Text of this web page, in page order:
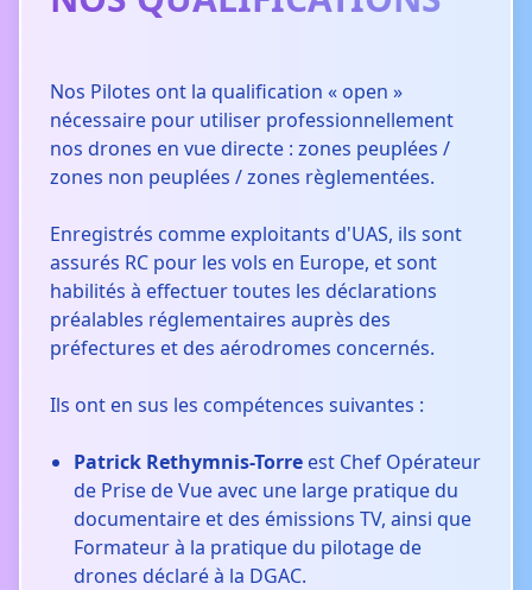
Nos Pilotes ont la qualification « open »
nécessaire pour utiliser professionnellement
nos drones en vue directe : zones peuplées /
zones non peuplées / zones règlementées.
Enregistrés comme exploitants d'UAS, ils sont
assurés RC pour les vols en Europe, et sont
habilités à effectuer toutes les déclarations
préalables réglementaires auprès des
préfectures et des aérodromes concernés.
Ils ont en sus les compétences suivantes :
Patrick Rethymnis-Torre est Chef Opérateur
de Prise de Vue avec une large pratique du
documentaire et des émissions TV, ainsi que
Formateur à la pratique du pilotage de
drones déclaré à la DGAC.